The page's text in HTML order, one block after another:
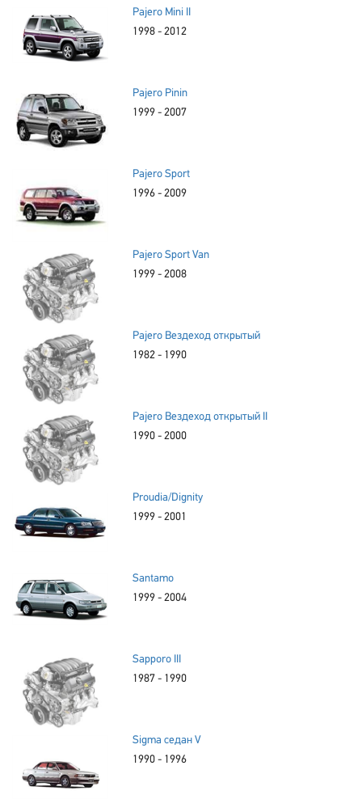
Pajero Mini II
1998 - 2012
Pajero Pinin
1999 - 2007
Pajero Sport
1996 - 2009
Pajero Sport Van
1999 - 2008
Pajero Вездеход открытый
1982 - 1990
Pajero Вездеход открытый II
1990 - 2000
Proudia/Dignity
1999 - 2001
Santamo
1999 - 2004
Sapporo III
1987 - 1990
Sigma седан V
1990 - 1996